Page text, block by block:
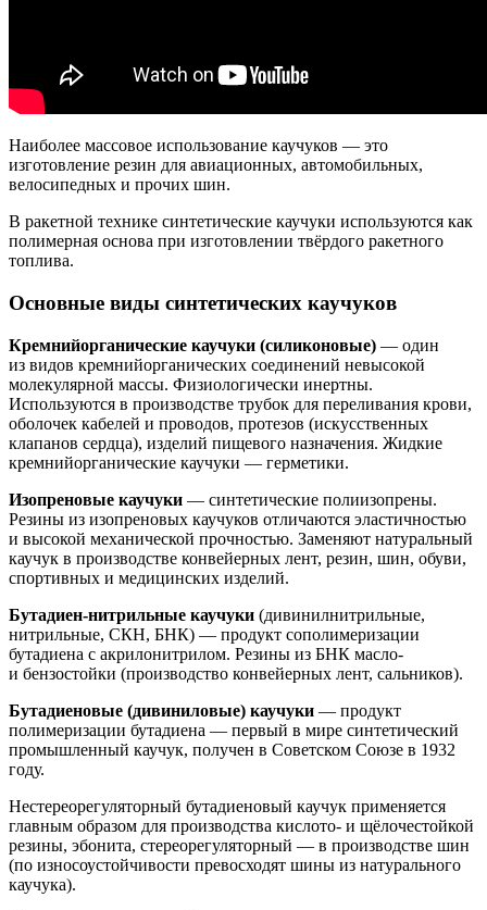
Наиболее массовое использование каучуков — это
изготовление резин для авиационных, автомобильных,
велосипедных и прочих шин.
В ракетной технике синтетические каучуки используются как
полимерная основа при изготовлении твёрдого ракетного
топлива.
Основные виды синтетических каучуков
Кремнийорганические каучуки (силиконовые) — один
из видов кремнийорганических соединений невысокой
молекулярной массы. Физиологически инертны.
Используются в производстве трубок для переливания крови,
оболочек кабелей и проводов, протезов (искусственных
клапанов сердца), изделий пищевого назначения. Жидкие
кремнийорганические каучуки — герметики.
Изопреновые каучуки — синтетические полиизопрены.
Резины из изопреновых каучуков отличаются эластичностью
и высокой механической прочностью. Заменяют натуральный
каучук в производстве конвейерных лент, резин, шин, обуви,
спортивных и медицинских изделий.
Бутадиен-нитрильные каучуки (дивинилнитрильные,
нитрильные, СКН, БНК) — продукт сополимеризации
бутадиена с акрилонитрилом. Резины из БНК масло-
и бензостойки (производство конвейерных лент, сальников).
Бутадиеновые (дивиниловые) каучуки — продукт
полимеризации бутадиена — первый в мире синтетический
промышленный каучук, получен в Советском Союзе в 1932
году.
Нестереорегуляторный бутадиеновый каучук применяется
главным образом для производства кислото- и щёлочестойкой
резины, эбонита, стереорегуляторный — в производстве шин
(по износоустойчивости превосходят шины из натурального
каучука).